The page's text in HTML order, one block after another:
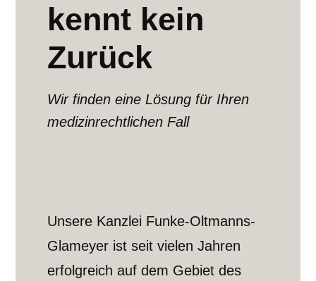
kennt kein
Zurück
Wir finden eine Lösung für Ihren
medizinrechtlichen Fall
Unsere Kanzlei Funke-Oltmanns-
Glameyer ist seit vielen Jahren
erfolgreich auf dem Gebiet des